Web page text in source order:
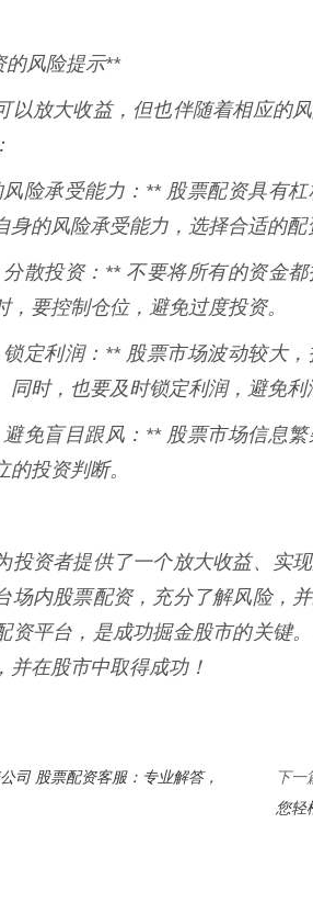
的风险提示**
以放大收益，但也伴随着相应的
险承受能力：** 股票配资具有
身的风险承受能力，选择合适的配
散投资：** 不要将所有的资金
，要控制仓位，避免过度投资。
定利润：** 股票市场波动较大
同时，也要及时锁定利润，避免利
免盲目跟风：** 股票市场信息
投资判断。
投资者提供了一个放大收益、实
场内股票配资，充分了解风险，
资平台，是成功掘金股市的关键
并在股市中取得成功！
司 股票配资客服：专业解答，
下一
您轻